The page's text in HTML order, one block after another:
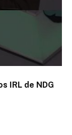
IRL de NDG